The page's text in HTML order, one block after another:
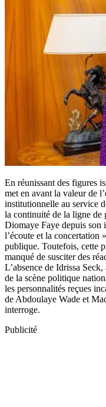
En réunissant des figures
met en avant la valeur de
institutionnelle au service
la continuité de la ligne de
Diomaye Faye depuis son
l’écoute et la concertation
publique. Toutefois, cette
manqué de susciter des
L’absence de Idrissa
de la scène politique
les personnalités reçues
de Abdoulaye Wade et
interroge.
Publicité